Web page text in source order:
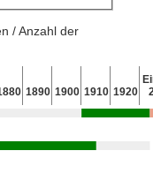
/ Anzahl der
1890 1900 1910 1920